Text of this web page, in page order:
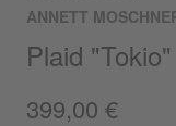
ANNETT
Plaid "Tokio"
399,00 €